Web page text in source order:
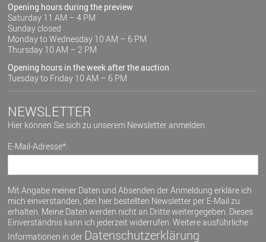
Opening hours during the preview
Saturday 11 AM – 4 PM
Sunday closed
Monday to Wednesday 10 AM – 6 PM
Thursday 10 AM – 2 PM
Opening hours in the week after the auction
Tuesday to Friday 10 AM – 6 PM
NEWSLETTER
Hier können Sie sich zu unserem Newsletter anmelden.
E-Mail-Adresse*:
Mit Angabe meiner Daten und Absenden der Anmeldung erkläre ich
mich einverstanden, den hier bestellten Newsletter per E-Mail zu
erhalten. Meine Daten werden nicht an Dritte weitergegeben. Dieses
Einverständnis kann ich jederzeit widerrufen. Weitere ausführliche
Informationen in der Datenschutzerklärung